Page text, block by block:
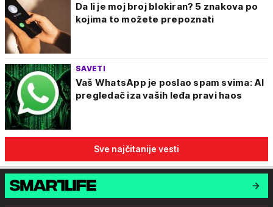
Da li je moj broj blokiran? 5 znakova po
kojima to možete prepoznati
SAVETI
Vaš WhatsApp je poslao spam svima: AI
pregledač iza vaših leđa pravi haos
Sve najčitanije vesti